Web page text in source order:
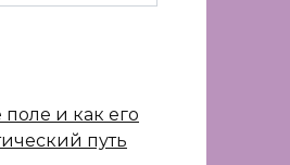
и как его
путь